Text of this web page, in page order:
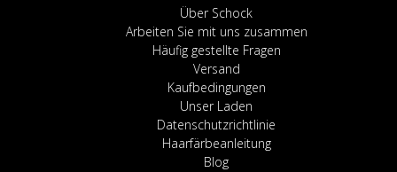
Über Schock
Arbeiten Sie mit uns zusammen
Häufig gestellte Fragen
Versand
Kaufbedingungen
Unser Laden
Datenschutzrichtlinie
Haarfärbeanleitung
Blog